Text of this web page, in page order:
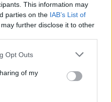
This information may
parties on the IAB’s List of
further disclose it to other
uses one or more Google
behaviour. You may click to
and its third-party tags to
purposes in below Google
Opt Outs
of my
Επιδαύρου άνοιξε τις πύλες